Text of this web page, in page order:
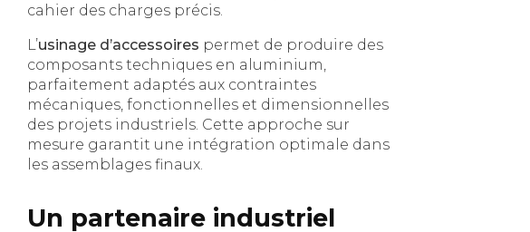
cahier des charges précis.
L’usinage d’accessoires permet de produire des
composants techniques en aluminium,
parfaitement adaptés aux contraintes
mécaniques, fonctionnelles et dimensionnelles
des projets industriels. Cette approche sur
mesure garantit une intégration optimale dans
les assemblages finaux.
Un partenaire industriel